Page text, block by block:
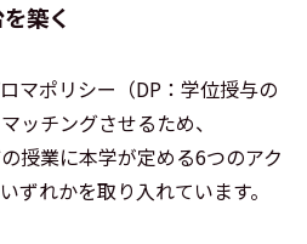
築く
マポリシー（DP：学位授与の
ッチングさせるため、
業に本学が定める6つのアク
ずれかを取り入れています。